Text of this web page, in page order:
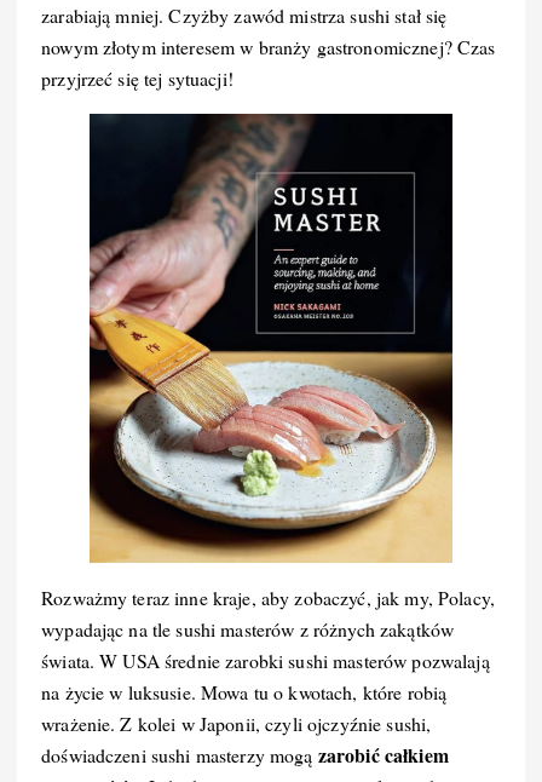
zarabiają mniej. Czyżby zawód mistrza sushi stał się
nowym złotym interesem w branży gastronomicznej? Czas
przyjrzeć się tej sytuacji!
Rozważmy teraz inne kraje, aby zobaczyć, jak my, Polacy,
wypadając na tle sushi masterów z różnych zakątków
świata. W USA średnie zarobki sushi masterów pozwalają
na życie w luksusie. Mowa tu o kwotach, które robią
wrażenie. Z kolei w Japonii, czyli ojczyźnie sushi,
doświadczeni sushi masterzy mogą zarobić całkiem